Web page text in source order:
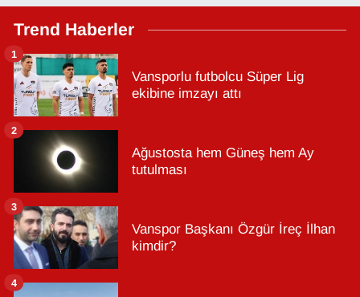
Trend Haberler
Vansporlu futbolcu Süper Lig
ekibine imzayı attı
1
Ağustosta hem Güneş hem Ay
tutulması
2
Vanspor Başkanı Özgür İreç İlhan
kimdir?
3
4